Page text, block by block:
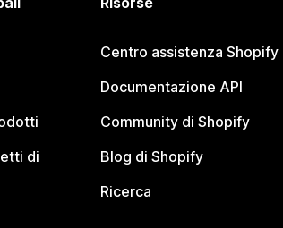
di
Centro assistenza Shopify
Documentazione API
Community di Shopify
Blog di Shopify
Ricerca